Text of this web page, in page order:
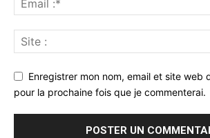
Enregistrer mon nom, email et site web
pour la prochaine fois que je commenterai.